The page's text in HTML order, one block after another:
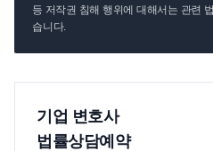
등 저작권 침해 행위에 대해서는 관련
습니다.
기업 변호사
법률상담예약